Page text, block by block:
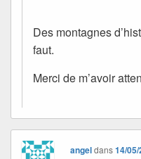
Des montagnes
faut.
Merci de m’avoir
angeldans14/